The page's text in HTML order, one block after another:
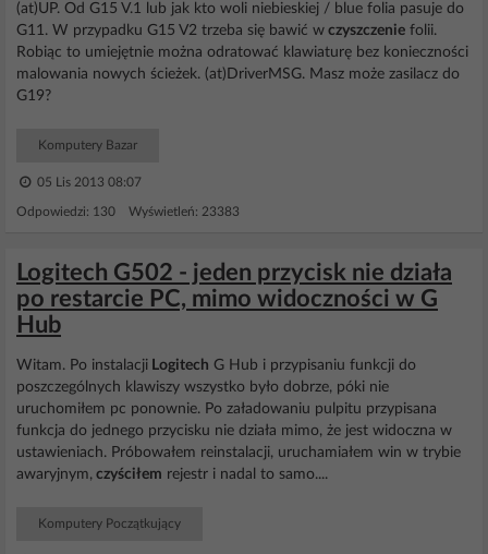
(at)UP. Od G15 V.1 lub jak kto woli niebieskiej / blue folia pasuje do
G11. W przypadku G15 V2 trzeba się bawić w czyszczenie folii.
Robiąc to umiejętnie można odratować klawiaturę bez konieczności
malowania nowych ścieżek. (at)DriverMSG. Masz może zasilacz do
G19?
Komputery Bazar
05 Lis 2013 08:07
Odpowiedzi: 130 Wyświetleń: 23383
Logitech G502 - jeden przycisk nie działa
po restarcie PC, mimo widoczności w G
Hub
Witam. Po instalacji Logitech G Hub i przypisaniu funkcji do
poszczególnych klawiszy wszystko było dobrze, póki nie
uruchomiłem pc ponownie. Po załadowaniu pulpitu przypisana
funkcja do jednego przycisku nie działa mimo, że jest widoczna w
ustawieniach. Próbowałem reinstalacji, uruchamiałem win w trybie
awaryjnym, czyściłem rejestr i nadal to samo....
Komputery Początkujący